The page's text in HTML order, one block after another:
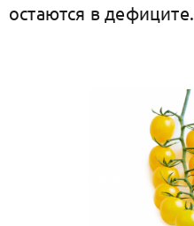
остаются в дефиците.